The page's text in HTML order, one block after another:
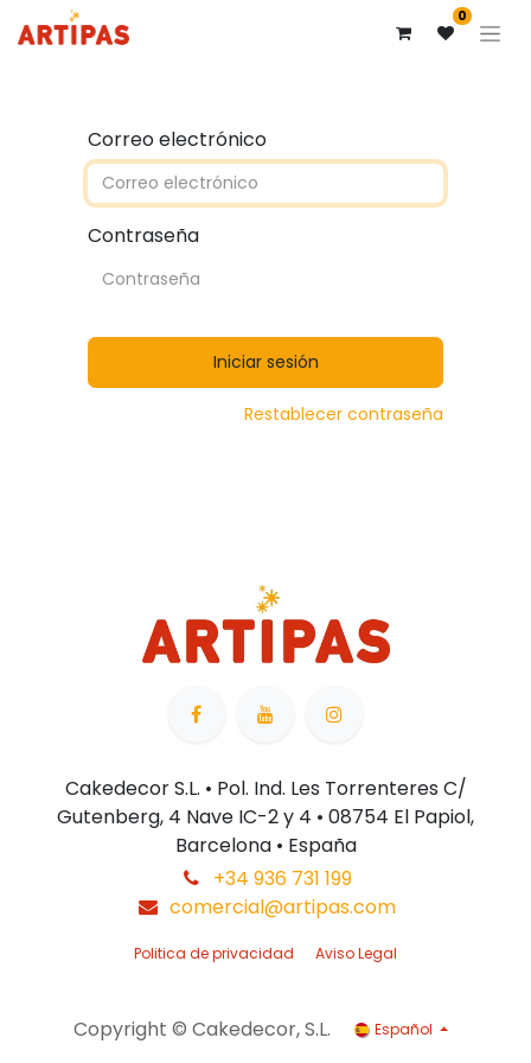
0
Correo electrónico
Contraseña
Iniciar sesión
Restablecer contraseña
Cakedecor S.L. • Pol. Ind. Les Torrenteres C/
Gutenberg, 4 Nave IC-2 y 4 • 08754 El Papiol,
Barcelona • España
+34 936 731 199
comercial@artipas.com
Politica de privacidad Aviso Legal
Copyright © Cakedecor, S.L. Español